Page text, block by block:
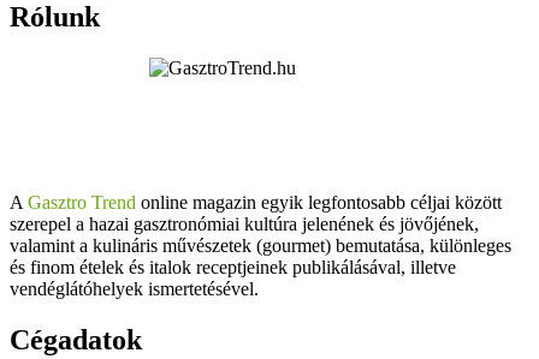
Rólunk
A Gasztro Trend online magazin egyik legfontosabb céljai között
szerepel a hazai gasztronómiai kultúra jelenének és jövőjének,
valamint a kulináris művészetek (gourmet) bemutatása, különleges
és finom ételek és italok receptjeinek publikálásával, illetve
vendéglátóhelyek ismertetésével.
Cégadatok